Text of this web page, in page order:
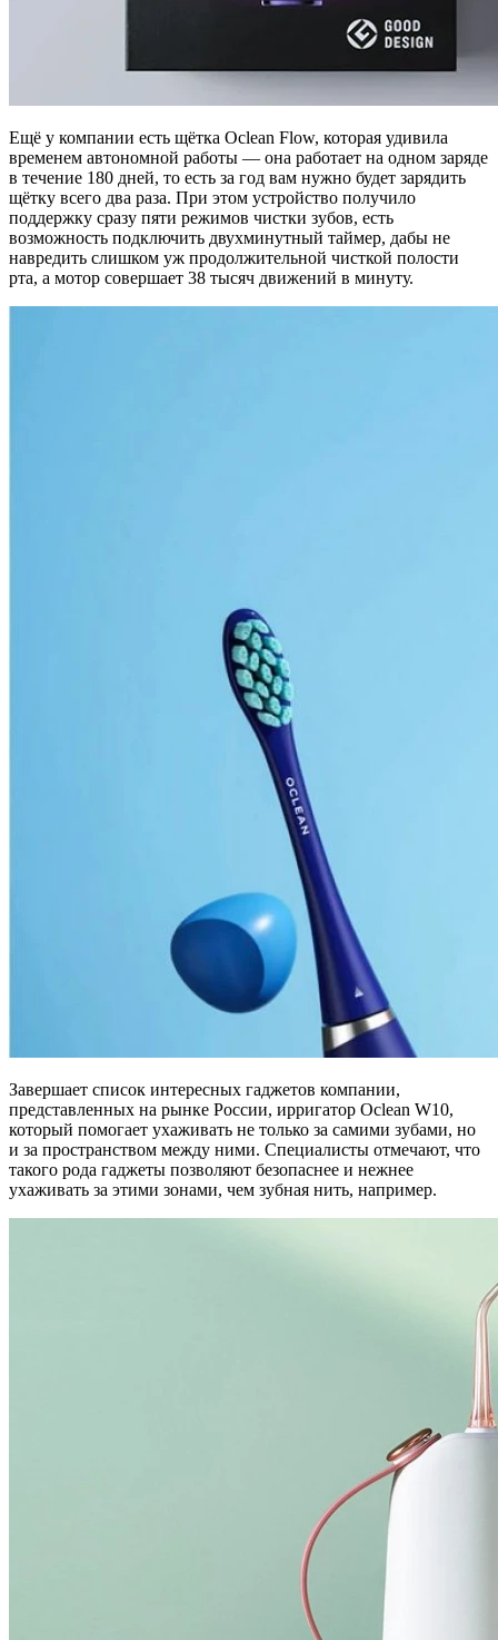
Ещё у компании есть щётка Oclean Flow, которая удивила
временем автономной работы — она работает на одном заряде
в течение 180 дней, то есть за год вам нужно будет зарядить
щётку всего два раза. При этом устройство получило
поддержку сразу пяти режимов чистки зубов, есть
возможность подключить двухминутный таймер, дабы не
навредить слишком уж продолжительной чисткой полости
рта, а мотор совершает 38 тысяч движений в минуту.
Завершает список интересных гаджетов компании,
представленных на рынке России, ирригатор Oclean W10,
который помогает ухаживать не только за самими зубами, но
и за пространством между ними. Специалисты отмечают, что
такого рода гаджеты позволяют безопаснее и нежнее
ухаживать за этими зонами, чем зубная нить, например.